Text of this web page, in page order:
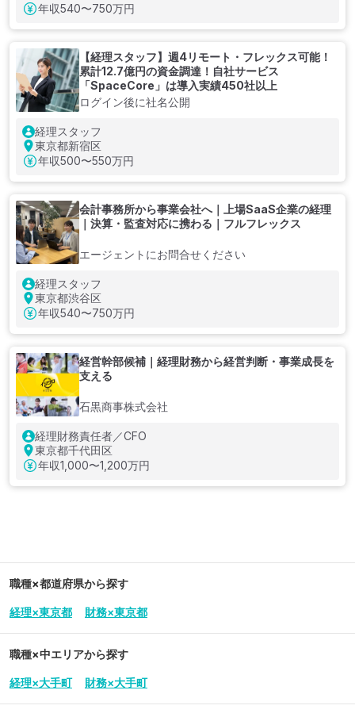
年収540〜750万円
【経理スタッフ】週4リモート・フレックス可能！
累計12.7億円の資金調達！自社サービス
「SpaceCore」は導入実績450社以上
ログイン後に社名公開
経理スタッフ
東京都新宿区
年収500〜550万円
会計事務所から事業会社へ｜上場SaaS企業の経理
｜決算・監査対応に携わる｜フルフレックス
エージェントにお問合せください
経理スタッフ
東京都渋谷区
年収540〜750万円
経営幹部候補｜経理財務から経営判断・事業成長を
支える
石黒商事株式会社
経理財務責任者／CFO
東京都千代田区
年収1,000〜1,200万円
職種×都道府県から探す
経理×東京都 財務×東京都
職種×中エリアから探す
経理×大手町 財務×大手町